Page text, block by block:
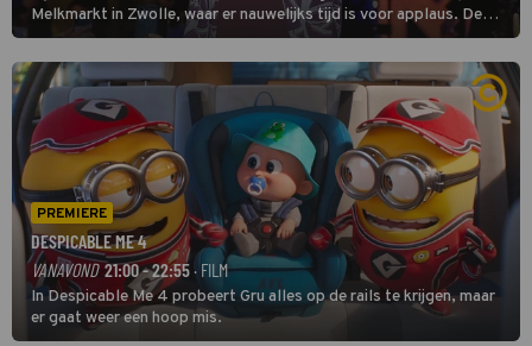
Melkmarkt in Zwolle, waar er nauwelijks tijd is voor applaus. De
grootste namen zijn André Hazes, Jannes, René Froger en
natuurlijk Rutger van Barneveld met zijn hit Zwoele Zomernachten.
PREMIERE
DESPICABLE ME 4
VANAVOND 21:00 - 22:55 · FILM
In Despicable Me 4 probeert Gru alles op de rails te krijgen, maar
er gaat weer een hoop mis.